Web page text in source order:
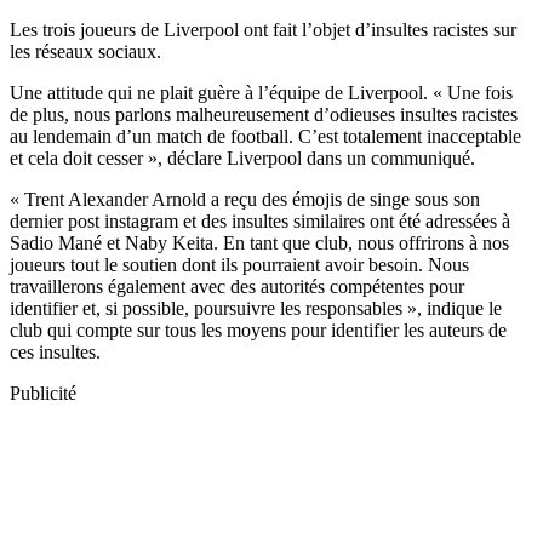
Les trois joueurs de Liverpool ont fait l’objet d’insultes racistes sur
les réseaux sociaux.
Une attitude qui ne plait guère à l’équipe de Liverpool. « Une fois
de plus, nous parlons malheureusement d’odieuses insultes racistes
au lendemain d’un match de football. C’est totalement inacceptable
et cela doit cesser », déclare Liverpool dans un communiqué.
« Trent Alexander Arnold a reçu des émojis de singe sous son
dernier post instagram et des insultes similaires ont été adressées à
Sadio Mané et Naby Keita. En tant que club, nous offrirons à nos
joueurs tout le soutien dont ils pourraient avoir besoin. Nous
travaillerons également avec des autorités compétentes pour
identifier et, si possible, poursuivre les responsables », indique le
club qui compte sur tous les moyens pour identifier les auteurs de
ces insultes.
Publicité